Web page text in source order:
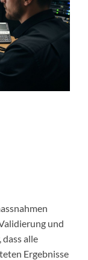
und
alle
Ergebnisse